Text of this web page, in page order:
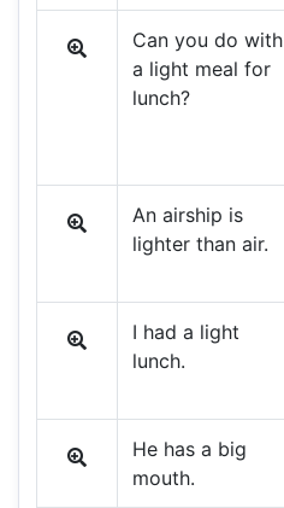
Can you do with
a light meal for
lunch?
An airship is
lighter than air.
I had a light
lunch.
He has a big
mouth.